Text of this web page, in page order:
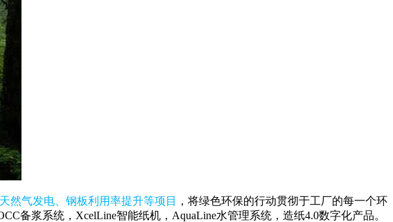
然气发电、钢板利用率提升等项目
，将绿色环保的行动贯彻于工厂的每一个环
备浆系统，XcelLine智能纸机，AquaLine水管理系统，造纸4.0数字化产品。